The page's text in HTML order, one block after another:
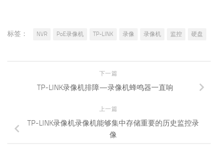
标签： NVR PoE录像机 TP-LINK 录像 录像机 监控 硬盘
下一篇
TP-LINK录像机排障—录像机蜂鸣器一直响
上一篇
TP-LINK录像机录像机能够集中存储重要的历史监控录
像